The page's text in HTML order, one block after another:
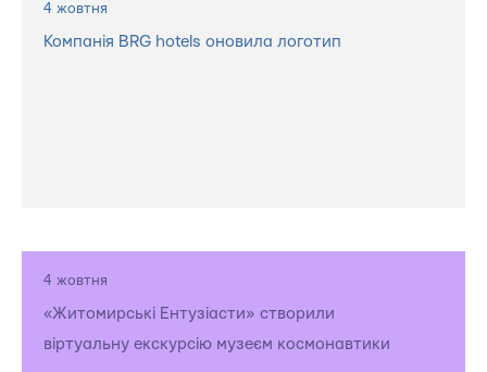
4 жовтня
Компанія BRG hotels оновила логотип
4 жовтня
«Житомирські Ентузіасти» створили
віртуальну екскурсію музеєм космонавтики